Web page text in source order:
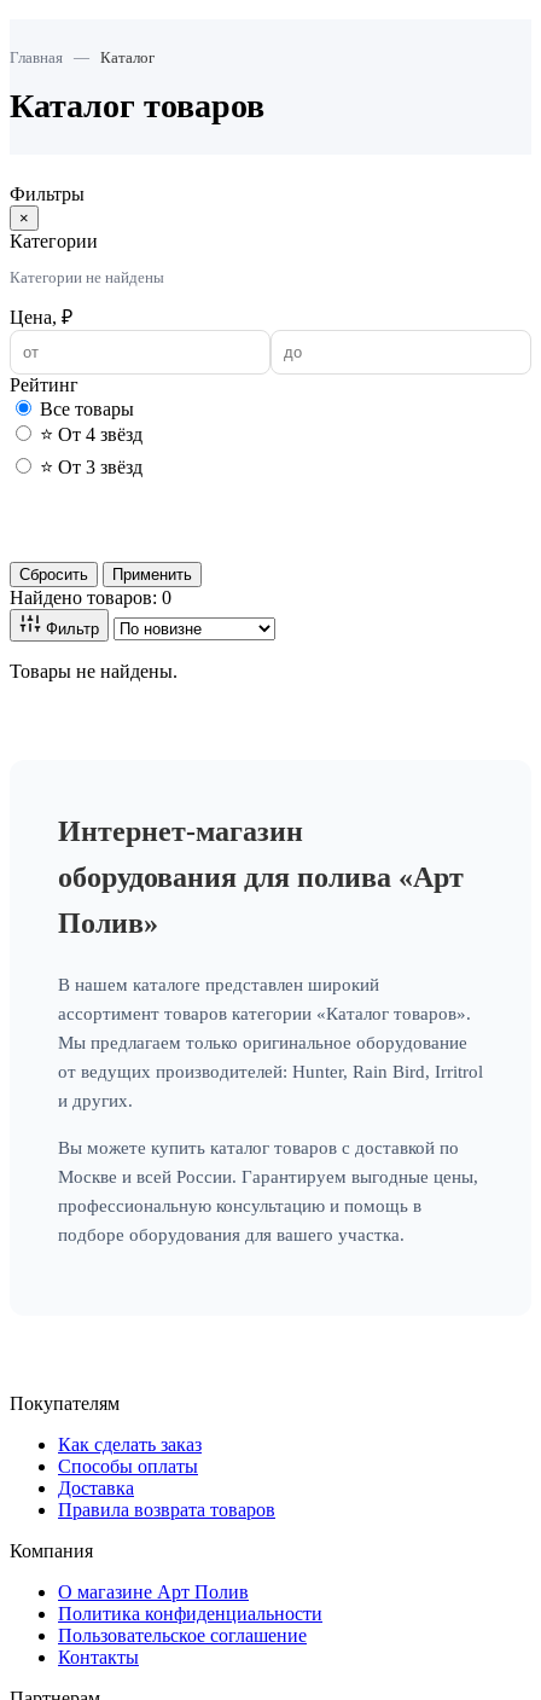
Главная — Каталог
Каталог товаров
Фильтры
×
Категории
Категории не найдены
Цена, ₽
Рейтинг
Все товары
⭐ От 4 звёзд
⭐ От 3 звёзд
Сбросить
Применить
Найдено товаров: 0
Фильтр
Товары не найдены.
Интернет-магазин
оборудования для полива «Арт
Полив»
В нашем каталоге представлен широкий
ассортимент товаров категории «Каталог товаров».
Мы предлагаем только оригинальное оборудование
от ведущих производителей: Hunter, Rain Bird, Irritrol
и других.
Вы можете купить каталог товаров с доставкой по
Москве и всей России. Гарантируем выгодные цены,
профессиональную консультацию и помощь в
подборе оборудования для вашего участка.
Покупателям
Как сделать заказ
Способы оплаты
Доставка
Правила возврата товаров
Компания
О магазине Арт Полив
Политика конфиденциальности
Пользовательское соглашение
Контакты